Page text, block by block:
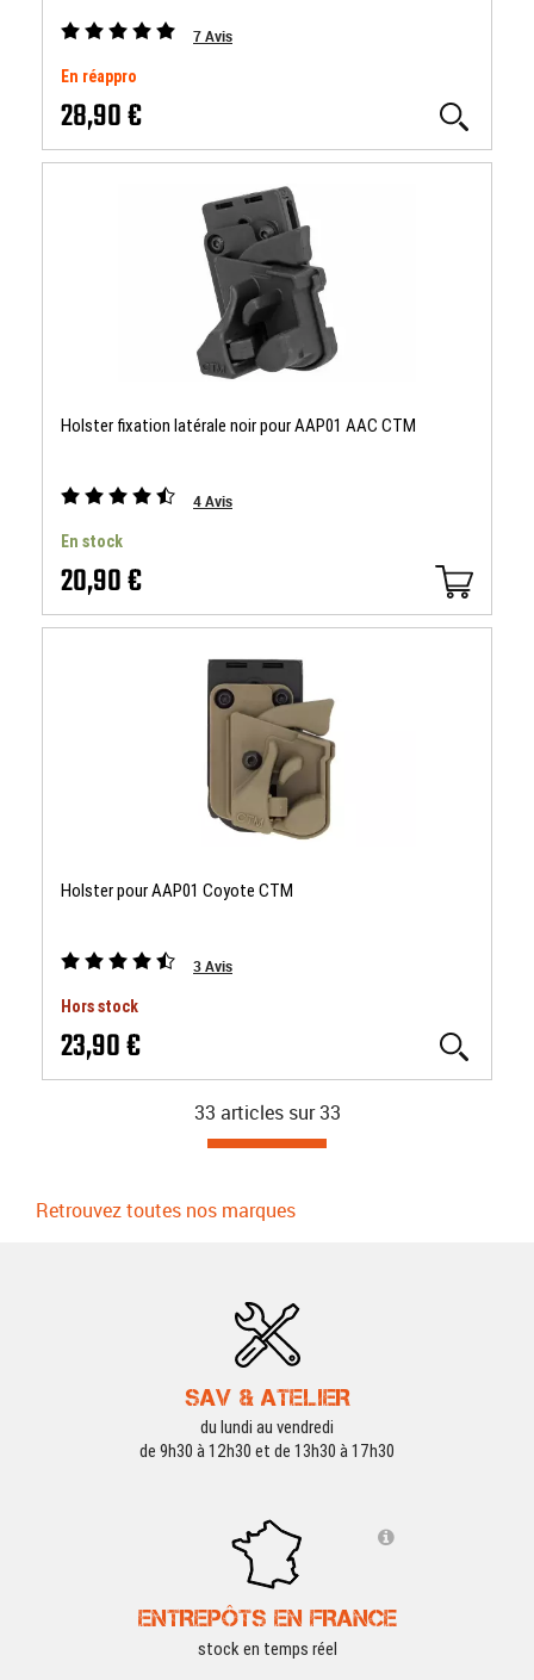
7Avis
En réappro
28,90 €
Holster fixation latérale noir pour AAP01 AAC CTM
4Avis
En stock
20,90 €
Holster pour AAP01 Coyote CTM
3Avis
Hors stock
23,90 €
33 articles sur 33
Retrouvez toutes nos marques
SAV & ATELIER
du lundi au vendredi
de 9h30 à 12h30 et de 13h30 à 17h30
ENTREPÔTS EN FRANCE
stock en temps réel